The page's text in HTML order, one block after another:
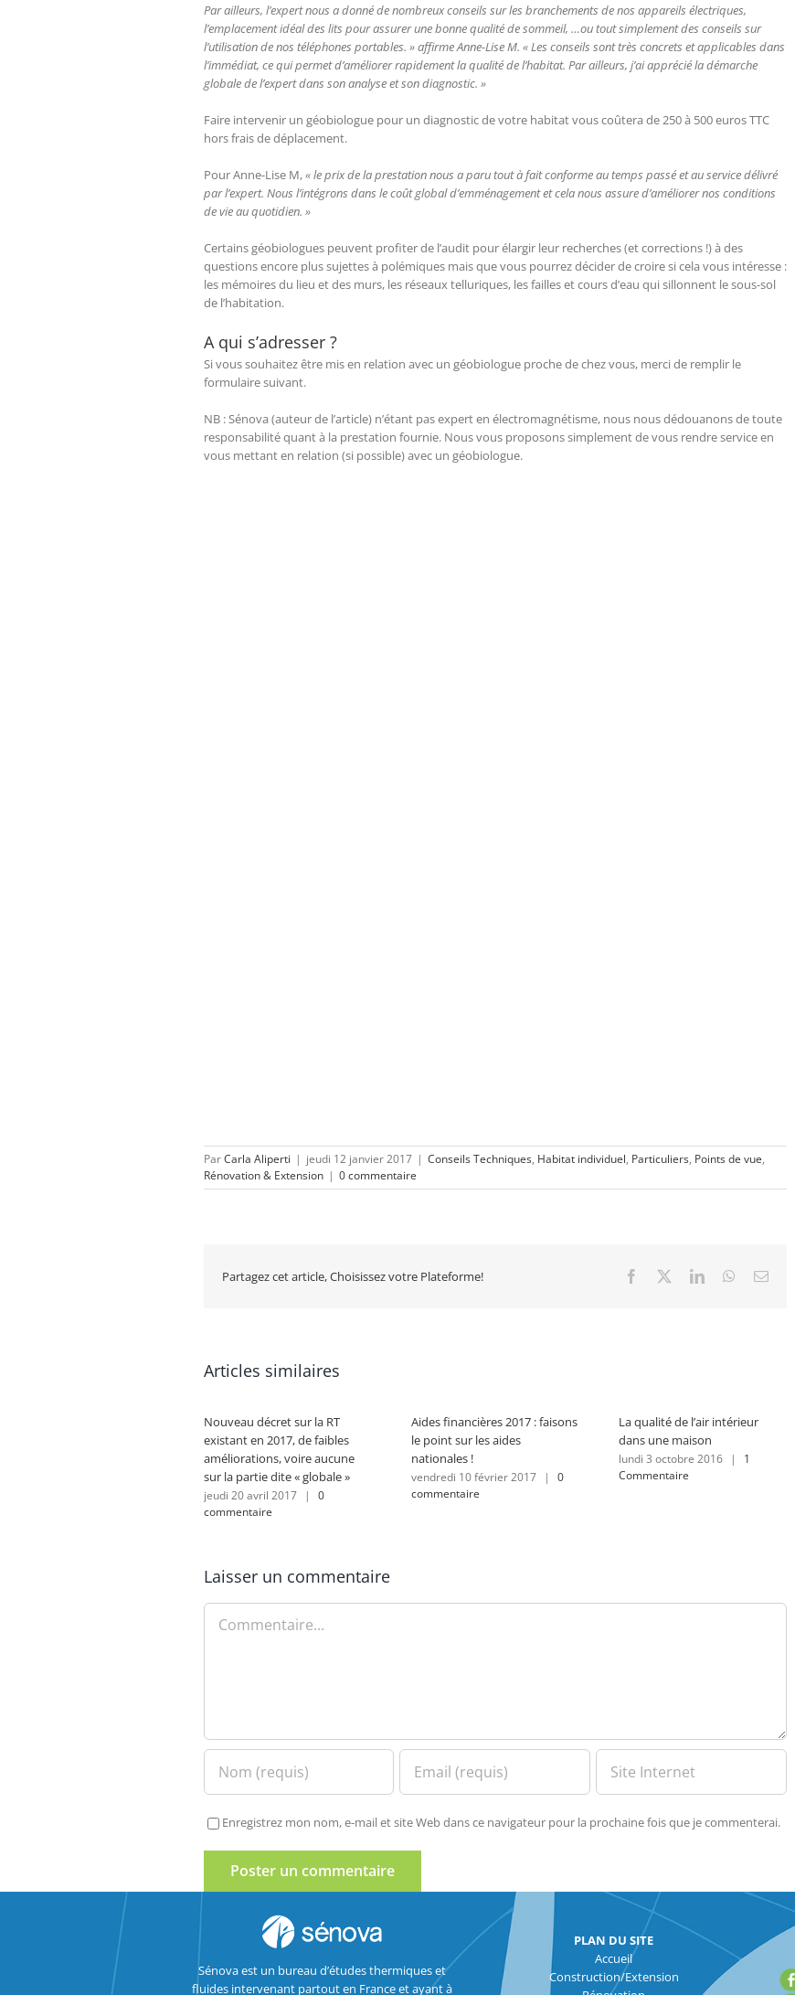
Par ailleurs, l’expert nous a donné de nombreux conseils sur les branchements de nos appareils électriques,
l’emplacement idéal des lits pour assurer une bonne qualité de sommeil, …ou tout simplement des conseils sur
l’utilisation de nos téléphones portables. » affirme Anne-Lise M. « Les conseils sont très concrets et applicables dans
l’immédiat, ce qui permet d’améliorer rapidement la qualité de l’habitat. Par ailleurs, j’ai apprécié la démarche
globale de l’expert dans son analyse et son diagnostic. »
Faire intervenir un géobiologue pour un diagnostic de votre habitat vous coûtera de 250 à 500 euros TTC
hors frais de déplacement.
Pour Anne-Lise M,« le prix de la prestation nous a paru tout à fait conforme au temps passé et au service délivré
par l’expert. Nous l’intégrons dans le coût global d’emménagement et cela nous assure d’améliorer nos conditions
de vie au quotidien. »
Certains géobiologues peuvent profiter de l’audit pour élargir leur recherches (et corrections !) à des
questions encore plus sujettes à polémiques mais que vous pourrez décider de croire si cela vous intéresse :
les mémoires du lieu et des murs, les réseaux telluriques, les failles et cours d’eau qui sillonnent le sous-sol
de l’habitation.
A qui s’adresser ?
Si vous souhaitez être mis en relation avec un géobiologue proche de chez vous, merci de remplir le
formulaire suivant.
NB : Sénova (auteur de l’article) n’étant pas expert en électromagnétisme, nous nous dédouanons de toute
responsabilité quant à la prestation fournie. Nous vous proposons simplement de vous rendre service en
vous mettant en relation (si possible) avec un géobiologue.
ParCarla Aliperti | jeudi 12 janvier 2017 | Conseils Techniques, Habitat individuel, Particuliers, Points de vue,
Rénovation & Extension | 0 commentaire
Partagez cet article, Choisissez votre Plateforme! Facebook LinkedInWhatsApp
Email
Articles similaires
Nouveau décret sur la RT
existant en 2017, de faibles
améliorations, voire aucune
sur la partie dite « globale »
jeudi 20 avril 2017 |
0
commentaire
Aides financières 2017 : faisons
le point sur les aides
nationales !
vendredi 10 février 2017 |
0
commentaire
La qualité de l’air intérieur
dans une maison
lundi 3 octobre 2016 |
1
Commentaire
Laisser un commentaire
Commentaire
Enregistrez mon nom, e-mail et site Web dans ce navigateur pour la prochaine fois que je commenterai.
Sénova est un bureau d’études thermiques et
fluides intervenant partout en France et ayant à
PLAN DU SITE
Accueil
Construction/Extension